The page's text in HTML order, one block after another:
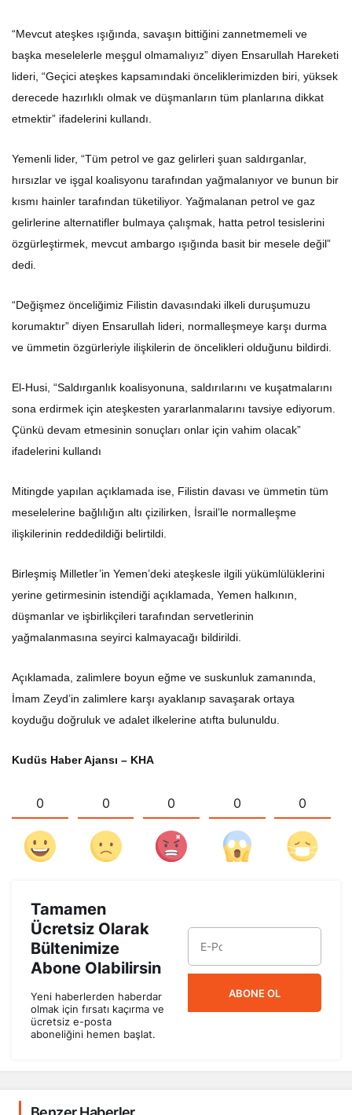
“Mevcut ateşkes ışığında, savaşın bittiğini zannetmemeli ve
başka meselelerle meşgul olmamalıyız” diyen Ensarullah Hareketi
lideri, “Geçici ateşkes kapsamındaki önceliklerimizden biri, yüksek
derecede hazırlıklı olmak ve düşmanların tüm planlarına dikkat
etmektir” ifadelerini kullandı.
Yemenli lider, “Tüm petrol ve gaz gelirleri şuan saldırganlar,
hırsızlar ve işgal koalisyonu tarafından yağmalanıyor ve bunun bir
kısmı hainler tarafından tüketiliyor. Yağmalanan petrol ve gaz
gelirlerine alternatifler bulmaya çalışmak, hatta petrol tesislerini
özgürleştirmek, mevcut ambargo ışığında basit bir mesele değil”
dedi.
“Değişmez önceliğimiz Filistin davasındaki ilkeli duruşumuzu
korumaktır” diyen Ensarullah lideri, normalleşmeye karşı durma
ve ümmetin özgürleriyle ilişkilerin de öncelikleri olduğunu bildirdi.
El-Husi, “Saldırganlık koalisyonuna, saldırılarını ve kuşatmalarını
sona erdirmek için ateşkesten yararlanmalarını tavsiye ediyorum.
Çünkü devam etmesinin sonuçları onlar için vahim olacak”
ifadelerini kullandı
Mitingde yapılan açıklamada ise, Filistin davası ve ümmetin tüm
meselelerine bağlılığın altı çizilirken, İsrail’le normalleşme
ilişkilerinin reddedildiği belirtildi.
Birleşmiş Milletler’in Yemen’deki ateşkesle ilgili yükümlülüklerini
yerine getirmesinin istendiği açıklamada, Yemen halkının,
düşmanlar ve işbirlikçileri tarafından servetlerinin
yağmalanmasına seyirci kalmayacağı bildirildi.
Açıklamada, zalimlere boyun eğme ve suskunluk zamanında,
İmam Zeyd’in zalimlere karşı ayaklanıp savaşarak ortaya
koyduğu doğruluk ve adalet ilkelerine atıfta bulunuldu.
Kudüs Haber Ajansı – KHA
0 0 0 0 0
Tamamen
Ücretsiz Olarak
Bültenimize
Abone Olabilirsin
Yeni haberlerden haberdar
olmak için fırsatı kaçırma ve
ücretsiz e-posta
aboneliğini hemen başlat.
ABONE OL